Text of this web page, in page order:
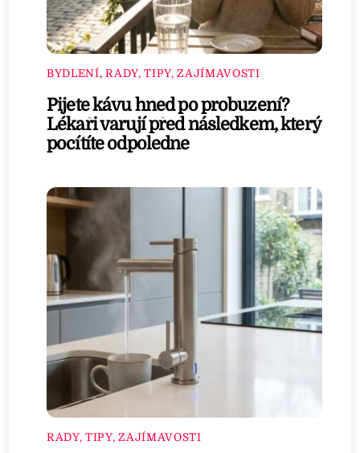
BYDLENÍ,RADY, TIPY, ZAJÍMAVOSTI
Pijete kávu hned po probuzení?
Lékaři varují před následkem, který
pocítíte odpoledne
RADY, TIPY, ZAJÍMAVOSTI